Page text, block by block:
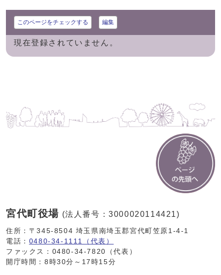
このページをチェックする 編集
現在登録されていません。
宮代町役場 (法人番号：3000020114421)
住所：〒345-8504 埼玉県南埼玉郡宮代町笠原1-4-1
電話： 0480-34-1111（代表）
ファックス：0480-34-7820（代表）
開庁時間：8時30分～17時15分